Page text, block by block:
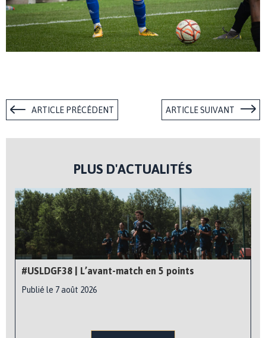
ARTICLE PRÉCÉDENT ARTICLE SUIVANT
PLUS D'ACTUALITÉS
#USLDGF38 | L’avant-match en 5 points
Publié le 7 août 2026